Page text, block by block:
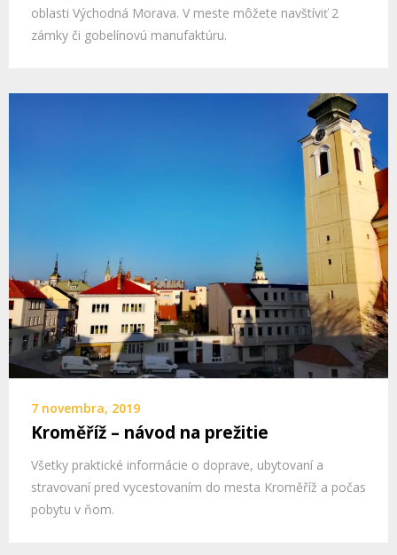
oblasti Východná Morava. V meste môžete navštíviť 2
zámky či gobelínovú manufaktúru.
7 novembra, 2019
Kroměříž – návod na prežitie
Všetky praktické informácie o doprave, ubytovaní a
stravovaní pred vycestovaním do mesta Kroměříž a počas
pobytu v ňom.